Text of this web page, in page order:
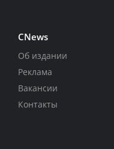
CNews
Об издании
Реклама
Вакансии
Контакты